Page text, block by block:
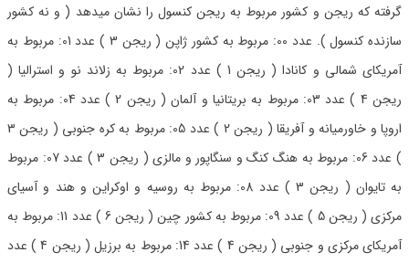
گرفته که ریجن و کشور مربوط به ریجن کنسول را نشان میدهد ( و نه کشور
سازنده کنسول ). عدد 00: مربوط به کشور ژاپن ( ریجن 3 ) عدد 01: مربوط به
آمریکای شمالی و کانادا ( ریجن 1 ) عدد 02: مربوط به زلاند نو و استرالیا (
ریجن 4 ) عدد 03: مربوط به بریتانیا و آلمان ( ریجن 2 ) عدد 04: مربوط به
اروپا و خاورمیانه و آفریقا ( ریجن 2 ) عدد 05: مربوط به کره جنوبی ( ریجن 3
) عدد 06: مربوط به هنگ کنگ و سنگاپور و مالزی ( ریجن 3 ) عدد 07: مربوط
به تایوان ( ریجن 3 ) عدد 08: مربوط به روسیه و اوکراین و هند و آسیای
مرکزی ( ریجن 5 ) عدد 09: مربوط به کشور چین ( ریجن 6 ) عدد 11: مربوط به
آمریکای مرکزی و جنوبی ( ریجن 4 ) عدد 14: مربوط به برزیل ( ریجن 4 ) عدد